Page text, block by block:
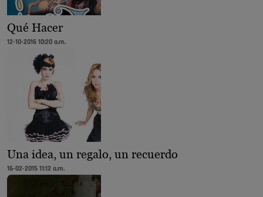
Qué Hacer
12-10-2016 10:20 a.m.
Una idea, un regalo, un recuerdo
16-02-2015 11:12 a.m.